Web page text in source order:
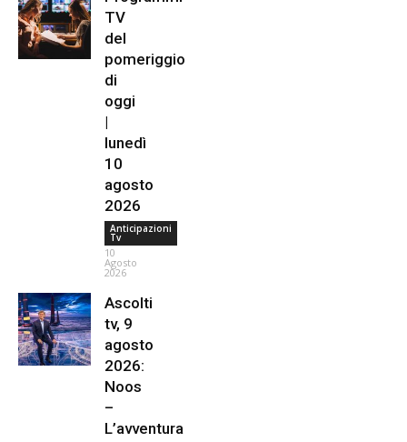
TV
del
pomeriggio
di
oggi
|
lunedì
10
agosto
2026
Anticipazioni
Tv
10
Agosto
2026
Ascolti
tv, 9
agosto
2026:
Noos
–
L’avventura